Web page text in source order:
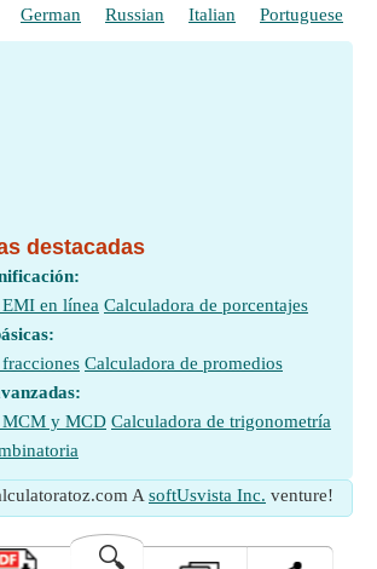
German Russian Italian Portuguese
destacadas
en línea Calculadora de porcentajes
Calculadora de promedios
MCM y MCD Calculadora de trigonometría
A softUsvista Inc. venture!
🔍